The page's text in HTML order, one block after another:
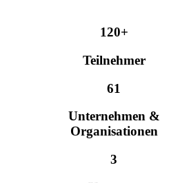
120+
Teilnehmer
61
Unternehmen &
Organisationen
3